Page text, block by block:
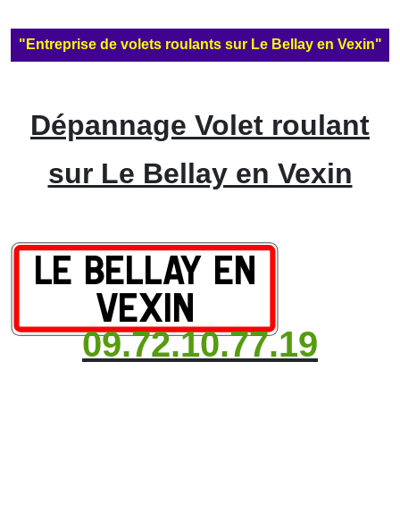
"Entreprise de volets roulants sur Le Bellay en Vexin"
Dépannage Volet roulant
sur Le Bellay en Vexin
09.72.10.77.19